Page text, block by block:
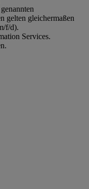
gelten gleichermaßen
f/d).
Services.